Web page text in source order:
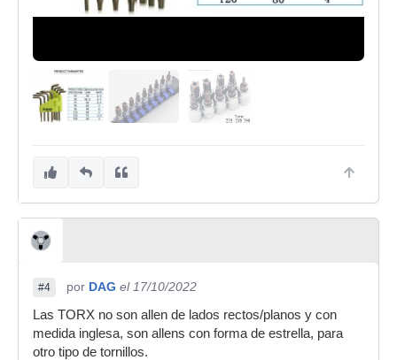
#4 por DAG el 17/10/2022
Las TORX no son allen de lados rectos/planos y con
medida inglesa, son allens con forma de estrella, para
otro tipo de tornillos.